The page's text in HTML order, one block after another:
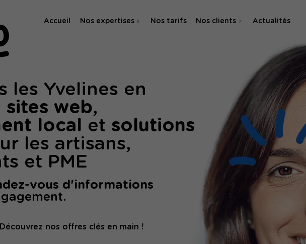
Accueil Nos expertises Nos tarifs Nos clients Actualités
les Yvelines en
web,
local et solutions
les artisans,
et PME
vous d'informations
Découvrez nos offres clés en main !